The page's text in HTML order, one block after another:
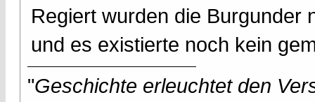
Regiert wurden die Burgunder
und es existierte noch kein
"Geschichte erleuchtet den